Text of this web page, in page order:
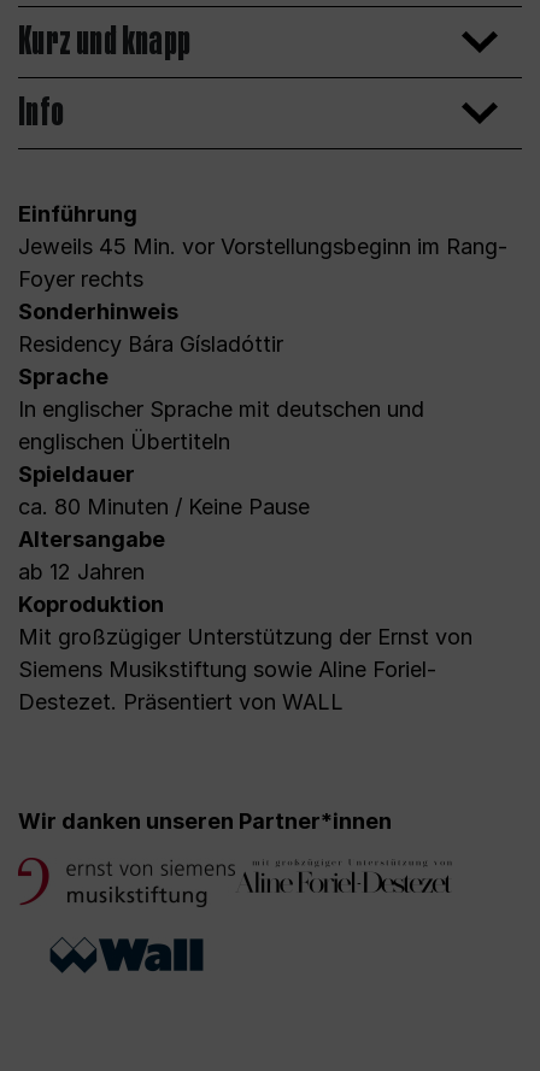
Kurz und knapp
Info
Einführung
Jeweils 45 Min. vor Vorstellungsbeginn im Rang-
Foyer rechts
Sonderhinweis
Residency Bára Gísladóttir
Sprache
In englischer Sprache mit deutschen und
englischen Übertiteln
Spieldauer
ca. 80 Minuten / Keine Pause
Altersangabe
ab 12 Jahren
Koproduktion
Mit großzügiger Unterstützung der Ernst von
Siemens Musikstiftung sowie Aline Foriel-
Destezet. Präsentiert von WALL
Wir danken unseren Partner*innen